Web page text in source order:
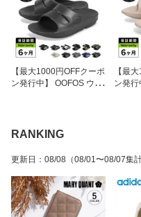
【最大1000円OFFクーポ
ン発行中】 OOFOS ウー
メンズ レディース OOah
ト 黒 白 5020040 【正規
品】
【最
ン発行
RANKING
更新日 ： 08/08 （08/01〜08/07集計